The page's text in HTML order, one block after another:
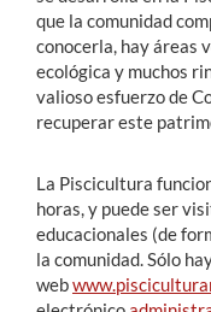
que la comunidad
conocerla, hay áreas
ecológica y muchos
valioso esfuerzo de
recuperar este
La Piscicultura
horas, y puede ser
educacionales (de
la comunidad. Sólo
web